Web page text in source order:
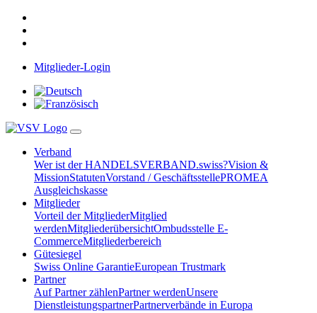
Mitglieder-Login
Verband
Wer ist der HANDELSVERBAND.swiss?Vision &
MissionStatutenVorstand / GeschäftsstellePROMEA
Ausgleichskasse
Mitglieder
Vorteil der MitgliederMitglied
werdenMitgliederübersichtOmbudsstelle E-
CommerceMitgliederbereich
Gütesiegel
Swiss Online GarantieEuropean Trustmark
Partner
Auf Partner zählenPartner werdenUnsere
DienstleistungspartnerPartnerverbände in Europa